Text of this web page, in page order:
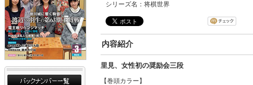
シリーズ名：将棋世界
内容紹介
里見、女性初の奨励会三段
【巻頭カラー】